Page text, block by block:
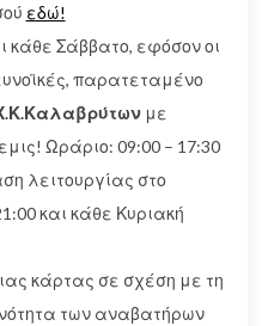
εδώ!
κάθε Σάββατο, εφόσον οι
παρατεταμένο
με
Ωράριο: 09:00 – 17:30
λειτουργίας στο
και κάθε Κυριακή
κάρτας σε σχέση με τη
των αναβατήρων